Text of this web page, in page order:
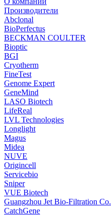
Производители
Abclonal
BioPerfectus
BECKMAN COULTER
Bioptic
BGI
Cryotherm
FineTest
Genome Expert
GeneMind
LASO Biotech
LifeReal
LVL Technologies
Longlight
Magus
Midea
NUVE
Origincell
Servicebio
Sniper
VUE Biotech
Guangzhou Jet Bio-Filtration Co.
CatchGene